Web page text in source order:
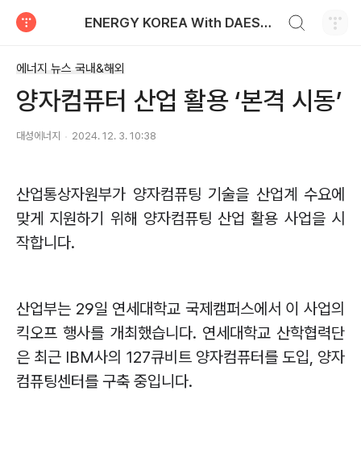
ENERGY KOREA With DAESUNG ENERGY
에너지 뉴스 국내&해외
양자컴퓨터 산업 활용 ‘본격 시동’
대성에너지 2024. 12. 3. 10:38
산업통상자원부가 양자컴퓨팅 기술을 산업계 수요에
맞게 지원하기 위해 양자컴퓨팅 산업 활용 사업을 시
작합니다.
산업부는 29일 연세대학교 국제캠퍼스에서 이 사업의
킥오프 행사를 개최했습니다. 연세대학교 산학협력단
은 최근 IBM사의 127큐비트 양자컴퓨터를 도입, 양자
컴퓨팅센터를 구축 중입니다.